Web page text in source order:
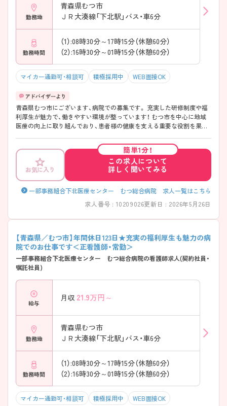
勤務地
青森県むつ市
ＪＲ大湊線「下北駅」バス・車6分
勤務時間
（1）:08時30分～17時15分（休憩60分）
（2）:16時30分～01時15分（休憩60分）
マイカー通勤可・相談可 積極採用中 WEB面接OK
青森県むつ市にございます、病院での募集です。 充実した研修制度や福
利厚生が魅力で、働きやすい環境が整っています！ むつ市を中心に地域
医療の向上に取り組んでおり、患者様の健康を支える重要な役割を果た
ントもお伝えしますので是非ご応募お待ちしております♪
お気に入り
簡単1分！
この求人について
詳しく聞いてみる
一部事務組合下北医療センター むつ総合病院 求人一覧はこちら
求人番号 : 10209026更新日 : 2026年5月26日
【青森県／むつ市】年間休日123日★充実の福利厚生も魅力の病
院でのお仕事です＜正看護師・常勤＞
一部事務組合下北医療センター むつ総合病院の看護師求人(契約社員・
嘱託社員)
給与
月収 21.9万円～
勤務地
青森県むつ市
ＪＲ大湊線「下北駅」バス・車6分
勤務時間
（1）:08時30分～17時15分（休憩60分）
（2）:16時30分～01時15分（休憩60分）
マイカー通勤可・相談可 積極採用中 WEB面接OK